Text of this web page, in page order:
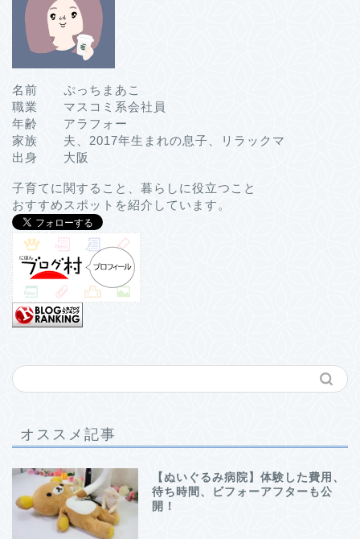
名前 ぷっちまあこ
職業 マスコミ系会社員
年齢 アラフォー
家族 夫、2017年生まれの息子、リラックマ
出身 大阪
子育てに関すること、暮らしに役立つこと
おすすめスポットを紹介しています。
オススメ記事
【ぬいぐるみ病院】体験した費用、
待ち時間、ビフォーアフターも公
開！